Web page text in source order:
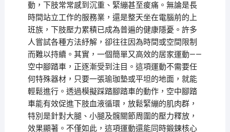
動，下肢常常感到沉重、緊繃甚至痠痛。無論是長
時間站立工作的服務業，還是整天坐在電腦前的上
班族，下肢壓力累積已成為普遍的健康隱憂。許多
人嘗試各種方法紓解，卻往往因為時間或空間限制
而難以持續。其實，一個簡單又高效的居家運動——
空中腳踏車，正逐漸受到注目。這項運動不需要任
何特殊器材，只要一張瑜珈墊或平坦的地面，就能
輕鬆進行。透過模擬踩踏腳踏車的動作，空中腳踏
車能有效促進下肢血液循環，放鬆緊繃的肌肉群，
特別是針對大腿、小腿及髖關節周圍的壓力釋放，
效果顯著。不僅如此，這項運動還能同時鍛鍊核心